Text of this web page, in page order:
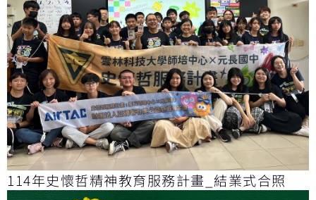
114年史懷哲精神教育服務計畫_結業式合照